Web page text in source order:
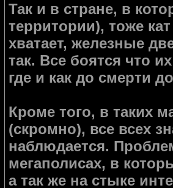
Так и в стране, в
территории), тоже
хватает, железные
так. Все боятся что
где и как до смерти
Кроме того, в таких
(скромно), все всех
наблюдается.
мегаполисах, в
а так же на стыке